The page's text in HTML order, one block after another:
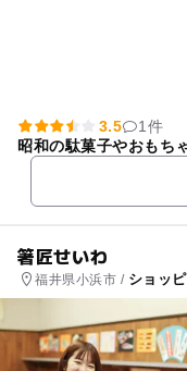
3.5
1件
昭和の駄菓子やおもち
箸匠せいわ
福井県小浜市 / ショッ